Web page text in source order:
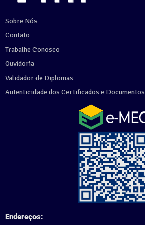
Sobre Nós
Contato
Trabalhe Conosco
Ouvidoria
Validador de Diplomas
Autenticidade dos Certificados e Documentos
Endereços: